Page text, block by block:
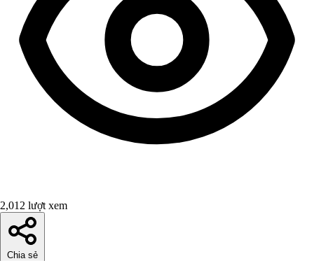
2,012 lượt xem
Chia sẻ